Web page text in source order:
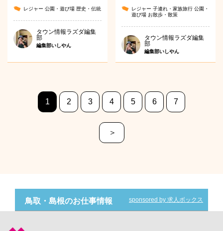
レジャー 公園・遊び場 歴史・伝統
タウン情報ラズダ編集
部
編集部いしやん
レジャー子連れ・家族旅行公園・
遊び場 お散歩・散策
タウン情報ラズダ編集
部
編集部いしやん
1 2 3 4 5 6 7
＞
鳥取・島根のお仕事情報 sponsored by 求人ボックス